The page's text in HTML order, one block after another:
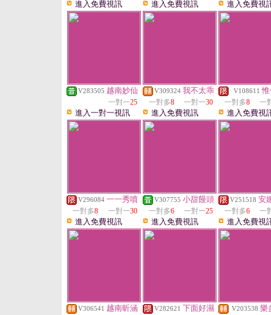
進入免費視訊 進入免費視訊 進入免費視
V283505 越南妙仙
一對一25
進入一對一視訊
V309324 我不太乖
一對多8 一對一30
進入免費視訊
V108611
一對多8 一
進入免費視
V296084 一一秀噴
一對多8 一對一30
進入免費視訊
V307755 小甜饅頭
一對多6 一對一25
進入免費視訊
V251518 安
一對多6 一
進入免費視
V306541 越南昕涵 V282621 下面好濕 V203538 樂